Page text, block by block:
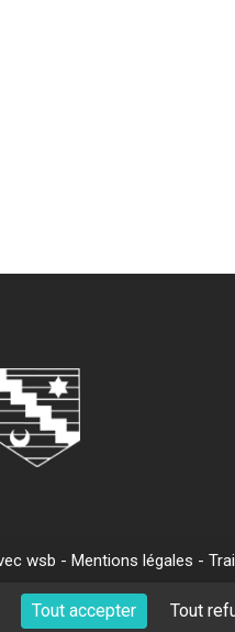
wsb - Mentions légales -
Tout accepter Tout